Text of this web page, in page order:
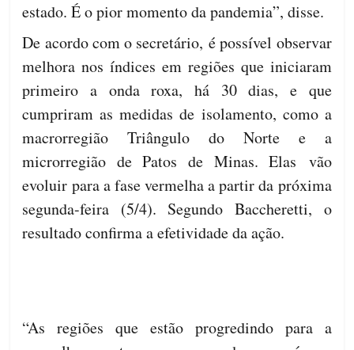
estado. É o pior momento da pandemia”, disse.
De acordo com o secretário, é possível observar
melhora nos índices em regiões que iniciaram
primeiro a onda roxa, há 30 dias, e que
cumpriram as medidas de isolamento, como a
macrorregião Triângulo do Norte e a
microrregião de Patos de Minas. Elas vão
evoluir para a fase vermelha a partir da próxima
segunda-feira (5/4). Segundo Baccheretti, o
resultado confirma a efetividade da ação.
“As regiões que estão progredindo para a